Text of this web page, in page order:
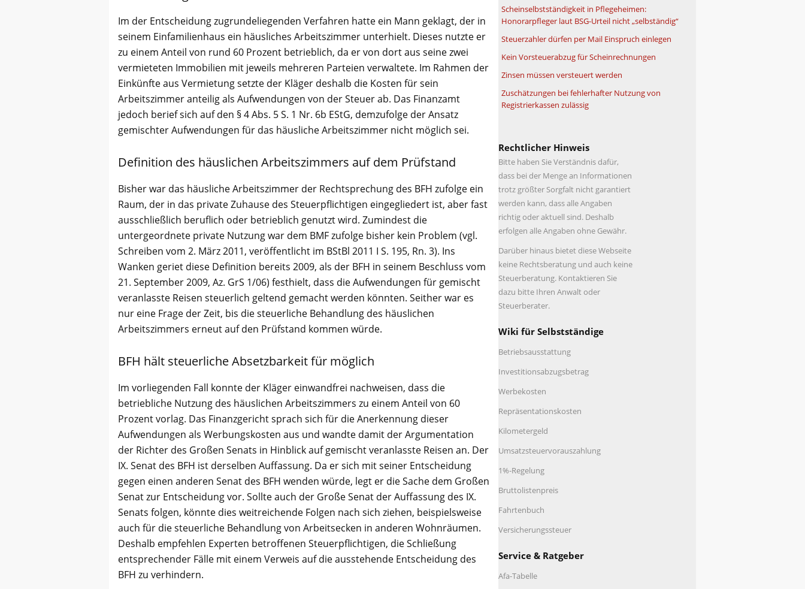
Im der Entscheidung zugrundeliegenden Verfahren hatte ein Mann geklagt, der in
seinem Einfamilienhaus ein häusliches Arbeitszimmer unterhielt. Dieses nutzte er
zu einem Anteil von rund 60 Prozent betrieblich, da er von dort aus seine zwei
vermieteten Immobilien mit jeweils mehreren Parteien verwaltete. Im Rahmen der
Einkünfte aus Vermietung setzte der Kläger deshalb die Kosten für sein
Arbeitszimmer anteilig als Aufwendungen von der Steuer ab. Das Finanzamt
jedoch berief sich auf den § 4 Abs. 5 S. 1 Nr. 6b EStG, demzufolge der Ansatz
gemischter Aufwendungen für das häusliche Arbeitszimmer nicht möglich sei.
Definition des häuslichen Arbeitszimmers auf dem Prüfstand
Bisher war das häusliche Arbeitszimmer der Rechtsprechung des BFH zufolge ein
Raum, der in das private Zuhause des Steuerpflichtigen eingegliedert ist, aber fast
ausschließlich beruflich oder betrieblich genutzt wird. Zumindest die
untergeordnete private Nutzung war dem BMF zufolge bisher kein Problem (vgl.
Schreiben vom 2. März 2011, veröffentlicht im BStBl 2011 I S. 195, Rn. 3). Ins
Wanken geriet diese Definition bereits 2009, als der BFH in seinem Beschluss vom
21. September 2009, Az. GrS 1/06) festhielt, dass die Aufwendungen für gemischt
veranlasste Reisen steuerlich geltend gemacht werden könnten. Seither war es
nur eine Frage der Zeit, bis die steuerliche Behandlung des häuslichen
Arbeitszimmers erneut auf den Prüfstand kommen würde.
BFH hält steuerliche Absetzbarkeit für möglich
Im vorliegenden Fall konnte der Kläger einwandfrei nachweisen, dass die
betriebliche Nutzung des häuslichen Arbeitszimmers zu einem Anteil von 60
Prozent vorlag. Das Finanzgericht sprach sich für die Anerkennung dieser
Aufwendungen als Werbungskosten aus und wandte damit der Argumentation
der Richter des Großen Senats in Hinblick auf gemischt veranlasste Reisen an. Der
IX. Senat des BFH ist derselben Auffassung. Da er sich mit seiner Entscheidung
gegen einen anderen Senat des BFH wenden würde, legt er die Sache dem Großen
Senat zur Entscheidung vor. Sollte auch der Große Senat der Auffassung des IX.
Senats folgen, könnte dies weitreichende Folgen nach sich ziehen, beispielsweise
auch für die steuerliche Behandlung von Arbeitsecken in anderen Wohnräumen.
Deshalb empfehlen Experten betroffenen Steuerpflichtigen, die Schließung
entsprechender Fälle mit einem Verweis auf die ausstehende Entscheidung des
BFH zu verhindern.
Scheinselbstständigkeit in Pflegeheimen:
Honorarpfleger laut BSG-Urteil nicht „selbständig“
Steuerzahler dürfen per Mail Einspruch einlegen
Kein Vorsteuerabzug für Scheinrechnungen
Zinsen müssen versteuert werden
Zuschätzungen bei fehlerhafter Nutzung von
Registrierkassen zulässig
Rechtlicher Hinweis
Bitte haben Sie Verständnis dafür,
dass bei der Menge an Informationen
trotz größter Sorgfalt nicht garantiert
werden kann, dass alle Angaben
richtig oder aktuell sind. Deshalb
erfolgen alle Angaben ohne Gewähr.
Darüber hinaus bietet diese Webseite
keine Rechtsberatung und auch keine
Steuerberatung. Kontaktieren Sie
dazu bitte Ihren Anwalt oder
Steuerberater.
Wiki für Selbstständige
Betriebsausstattung
Investitionsabzugsbetrag
Werbekosten
Repräsentationskosten
Kilometergeld
Umsatzsteuervorauszahlung
1%-Regelung
Bruttolistenpreis
Fahrtenbuch
Versicherungssteuer
Service & Ratgeber
Afa-Tabelle